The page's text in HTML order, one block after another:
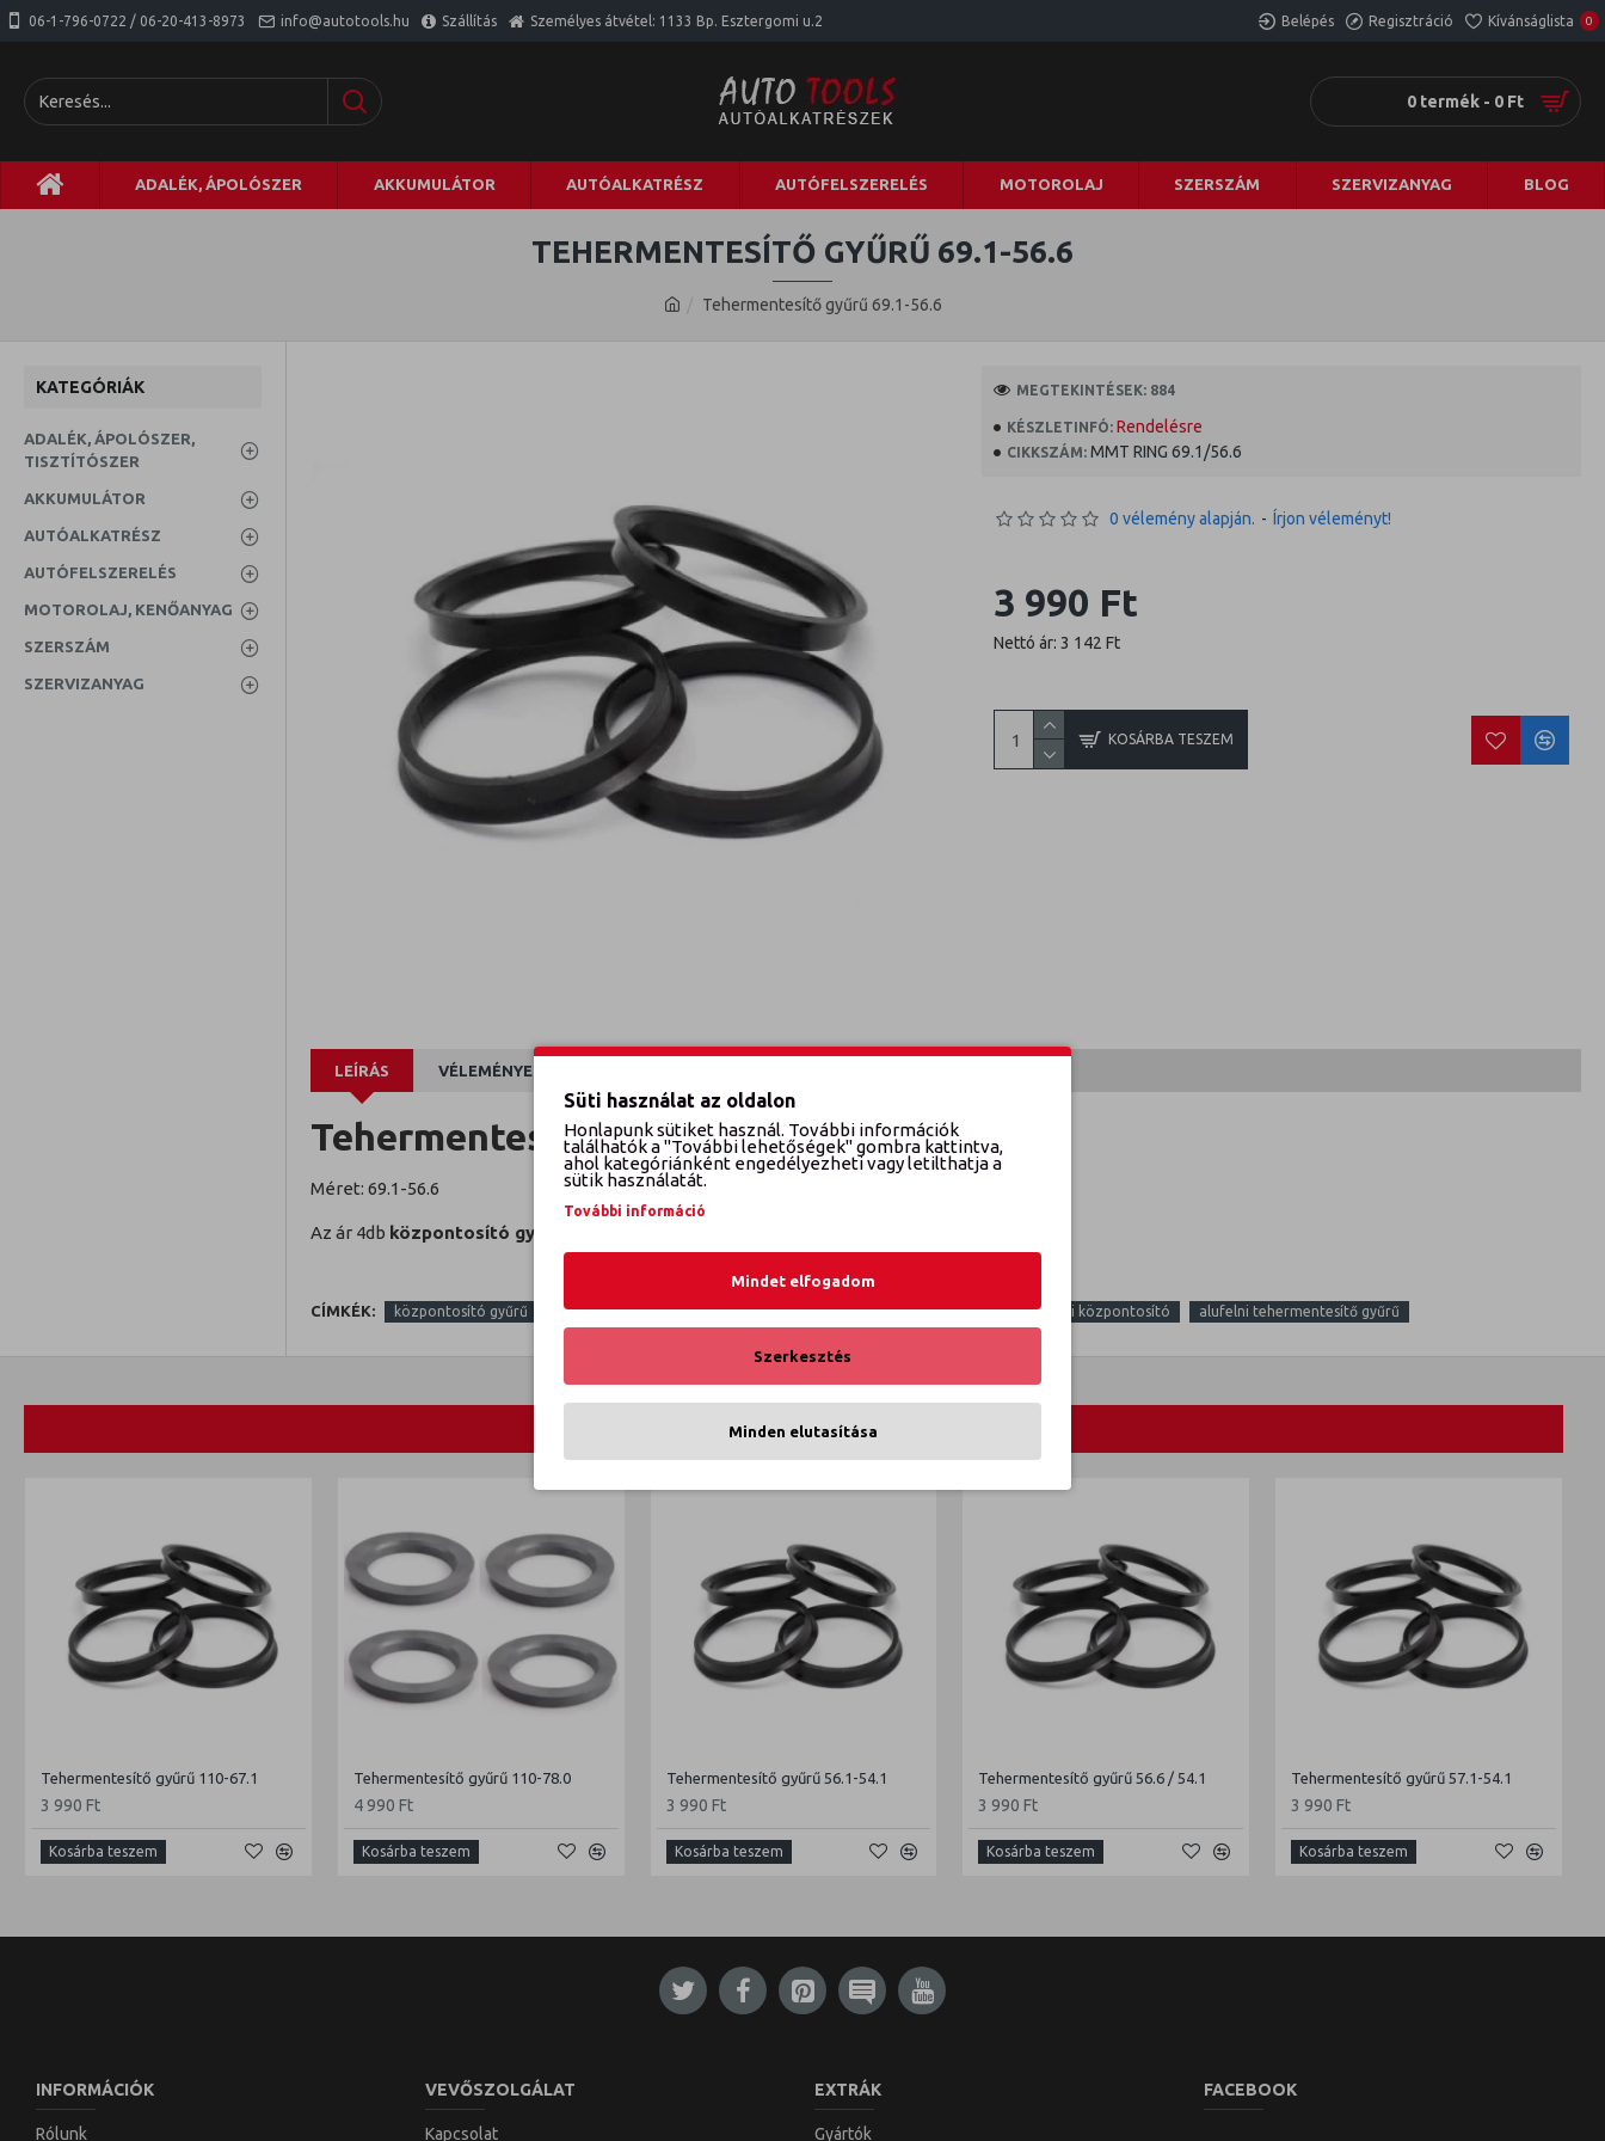
06-1-796-0722 / 06-20-413-8973 info@autotools.hu Szállítás Személyes átvétel: 1133 Bp. Esztergomi u.2 Belépés Regisztráció Kívánságlista 0
0 termék - 0 Ft
ADALÉK, ÁPOLÓSZER AKKUMULÁTOR AUTÓALKATRÉSZ AUTÓFELSZERELÉS MOTOROLAJ SZERSZÁM SZERVIZANYAG BLOG
Tehermentesítő gyűrű 69.1-56.6
TEHERMENTESÍTŐ GYŰRŰ 69.1-56.6
KATEGÓRIÁK
ADALÉK, ÁPOLÓSZER,
TISZTÍTÓSZER
AKKUMULÁTOR
AUTÓALKATRÉSZ
AUTÓFELSZERELÉS
MOTOROLAJ, KENŐANYAG
SZERSZÁM
SZERVIZANYAG
KÉSZLETINFÓ: Rendelésre
CIKKSZÁM: MMT RING 69.1/56.6
MEGTEKINTÉSEK: 884
0 vélemény alapján. - Írjon véleményt!
3 990 Ft
Nettó ár: 3 142 Ft
KOSÁRBA TESZEM
LEÍRÁS VÉLEMÉNYEK
Tehermentesítő gyűrű
Méret: 69.1-56.6
Az ár 4db központosító gyűrű
CÍMKÉK: központosító gyűrű tehermentesítő felni tehermentesítő alufelni tehermentesítő felni központosító alufelni tehermentesítő gyűrű
EBBŐL A KATEGÓRIÁBÓL
Tehermentesítő gyűrű 110-67.1
3 990 Ft
Kosárba teszem
Tehermentesítő gyűrű 110-78.0
4 990 Ft
Kosárba teszem
Tehermentesítő gyűrű 56.1-54.1
3 990 Ft
Kosárba teszem
Tehermentesítő gyűrű 56.6 / 54.1
3 990 Ft
Kosárba teszem
Tehermentesítő gyűrű 57.1-54.1
3 990 Ft
Kosárba teszem
INFORMÁCIÓK
Rólunk
VEVŐSZOLGÁLAT
Kapcsolat
EXTRÁK
Gyártók
FACEBOOK
Süti használat az oldalon
Honlapunk sütiket használ. További információk
találhatók a "További lehetőségek" gombra kattintva,
ahol kategóriánként engedélyezheti vagy letilthatja a
sütik használatát.
További információ
Mindet elfogadom
Szerkesztés
Minden elutasítása